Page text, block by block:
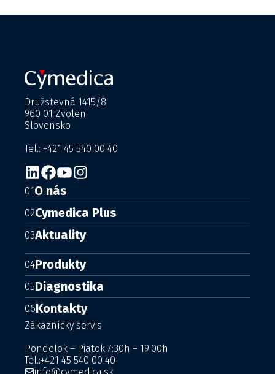
Družstevná 1415/8
960 01 Zvolen
Slovensko
Tel.: +421 45 540 00 40
01O nás
02Cymedica Plus
03Aktuality
04Produkty
05Diagnostika
06Kontakty
Zákaznícky servis
Pondelok – Piatok 7:30h – 19:00h
Tel.:+421 45 540 00 40